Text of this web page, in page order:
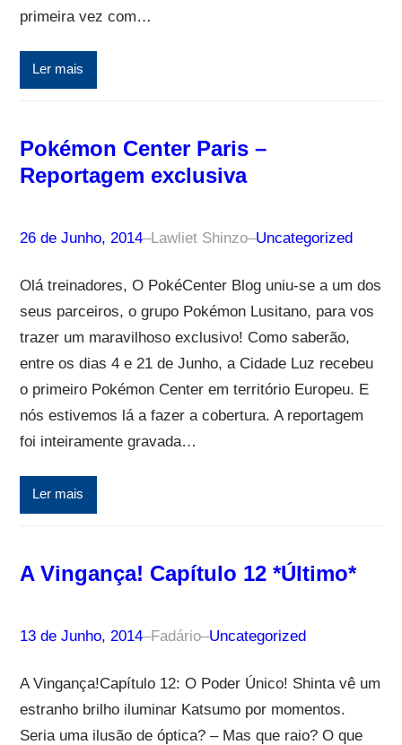
primeira vez com…
Ler mais
Pokémon Center Paris –
Reportagem exclusiva
26 de Junho, 2014–Lawliet Shinzo–Uncategorized
Olá treinadores, O PokéCenter Blog uniu-se a um dos
seus parceiros, o grupo Pokémon Lusitano, para vos
trazer um maravilhoso exclusivo! Como saberão,
entre os dias 4 e 21 de Junho, a Cidade Luz recebeu
o primeiro Pokémon Center em território Europeu. E
nós estivemos lá a fazer a cobertura. A reportagem
foi inteiramente gravada…
Ler mais
A Vingança! Capítulo 12 *Último*
13 de Junho, 2014–Fadário–Uncategorized
A Vingança!Capítulo 12: O Poder Único! Shinta vê um
estranho brilho iluminar Katsumo por momentos.
Seria uma ilusão de óptica? – Mas que raio? O que